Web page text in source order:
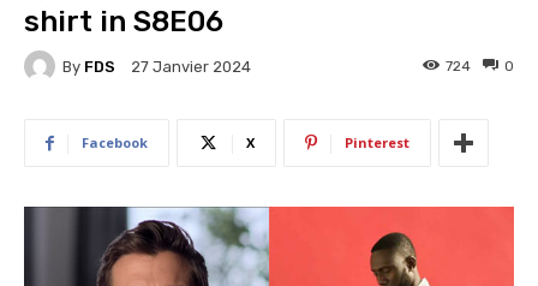
shirt in S8E06
By FDS 27 Janvier 2024 0
724
Facebook X Pinterest